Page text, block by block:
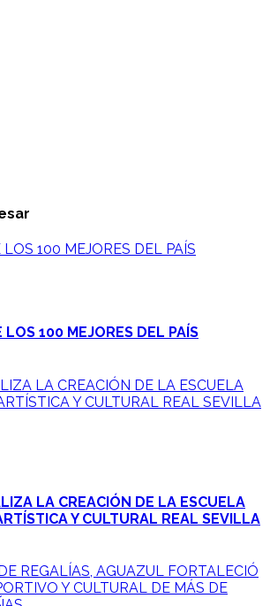
100 MEJORES DEL PAÍS
100 MEJORES DEL PAÍS
LA CREACIÓN DE LA ESCUELA
Y CULTURAL REAL SEVILLA
LA CREACIÓN DE LA ESCUELA
Y CULTURAL REAL SEVILLA
REGALÍAS, AGUAZUL FORTALECIÓ
Y CULTURAL DE MÁS DE